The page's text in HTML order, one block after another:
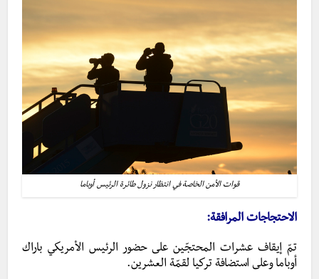
قوات الأمن الخاصة في انتظار نزول طائرة الرئيس أوباما
الاحتجاجات المرافقة:
تمّ إيقاف عشرات المحتجّين على حضور الرئيس الأمريكي باراك
أوباما وعلى استضافة تركيا لقمّة العشرين.